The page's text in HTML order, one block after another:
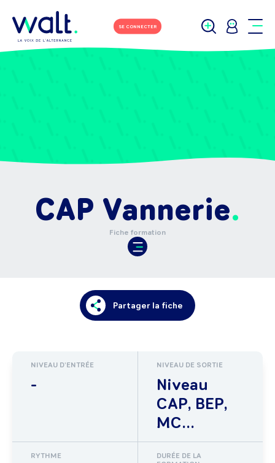
SE CONNECTER
CAP Vannerie
Fiche formation
Partager la fiche
NIVEAU D'ENTRÉE
-
NIVEAU DE SORTIE
Niveau
CAP, BEP,
MC...
RYTHME
DURÉE DE LA